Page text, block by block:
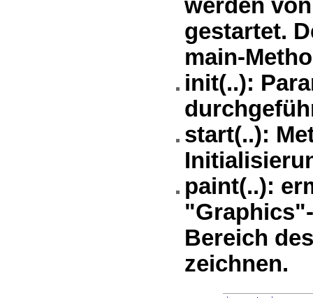
werden
gestartet.
main-
init(..):
start(..):
paint(..):
Bereich
zeichnen.